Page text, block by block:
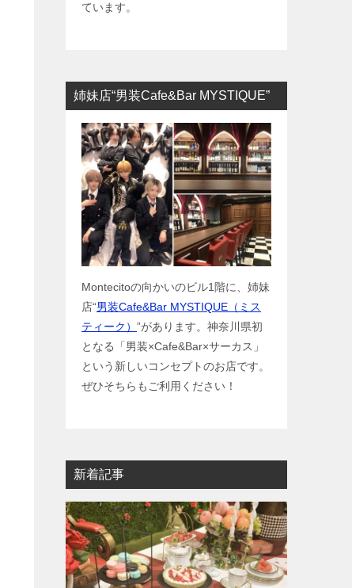
ています。
姉妹店“男装Cafe&Bar MYSTIQUE”
Montecitoの向かいのビル1階に、姉妹
店“男装Cafe&Bar MYSTIQUE（ミス
ティーク） ”があります。神奈川県初
となる「男装×Cafe&Bar×サーカス」
という新しいコンセプトのお店です。
ぜひそちらもご利用ください！
新着記事